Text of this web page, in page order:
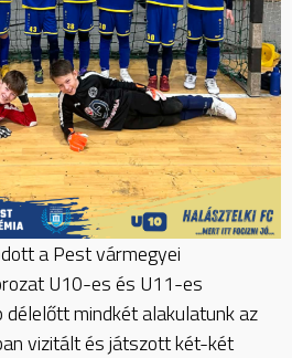
a Pest vármegyei
U10-es és U11-es
délelőtt mindkét alakulatunk az
vizitált és játszott két-két